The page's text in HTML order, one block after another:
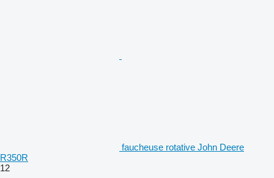
faucheuse rotative John Deere
R350R
12